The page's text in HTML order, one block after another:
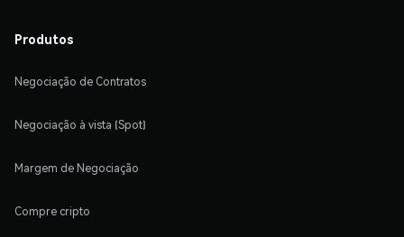
Produtos
Negociação de Contratos
Negociação à vista (Spot)
Margem de Negociação
Compre cripto